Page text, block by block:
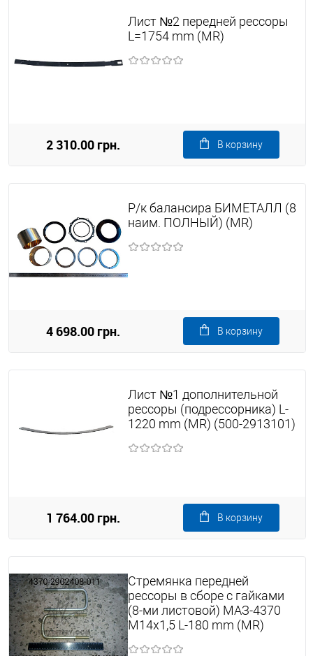
Лист №2 передней рессоры
L=1754 mm (MR)
2 310.00 грн. В корзину
Р/к балансира БИМЕТАЛЛ (8
наим. ПОЛНЫЙ) (MR)
4 698.00 грн. В корзину
Лист №1 дополнительной
рессоры (подрессорника) L-
1220 mm (MR) (500-2913101)
1 764.00 грн. В корзину
Стремянка передней
рессоры в сборе с гайками
(8-ми листовой) МАЗ-4370
М14х1,5 L-180 mm (MR)